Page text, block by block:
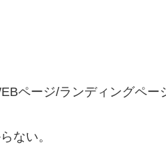
ページ/ランディングペー
ない。